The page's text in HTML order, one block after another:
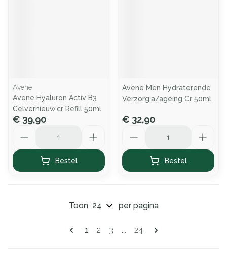
Avene
Avene Hyaluron Activ B3
Celvernieuw.cr Refill 50ml
€ 39,90
Bestel
Avene Men Hydraterende
Verzorg.a/ageing Cr 50ml
€ 32,90
Bestel
Pagina's
U lees momenteel pagina
1 Pagina
2 Pagina
3 ... Pagina
24
Toon per pagina